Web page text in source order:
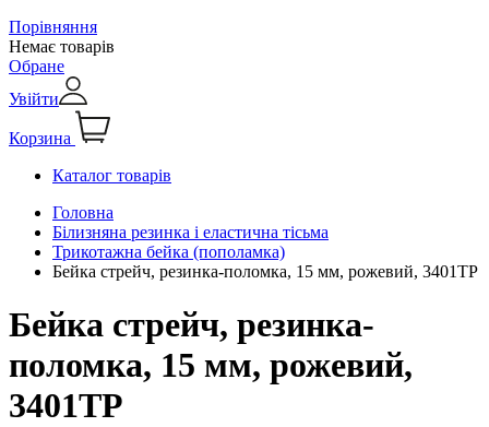
Порівняння
Немає товарів
Обране
Увійти
Корзина
Каталог товарів
Головна
Білизняна резинка і еластична тісьма
Трикотажна бейка (пополамка)
Бейка стрейч, резинка-поломка, 15 мм, рожевий, 3401ТР
Бейка стрейч, резинка-
поломка, 15 мм, рожевий,
3401ТР